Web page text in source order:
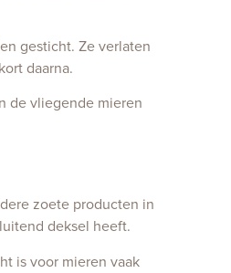
gesticht. Ze verlaten
daarna.
de vliegende mieren
zoete producten in
deksel heeft.
is voor mieren vaak